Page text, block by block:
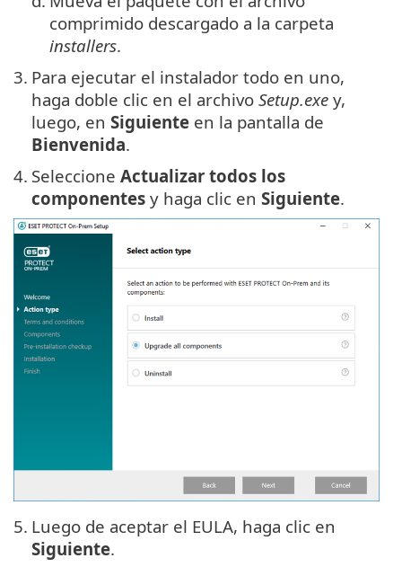
comprimido descargado a la carpeta
installers.
3. Para ejecutar el instalador todo en uno,
haga doble clic en el archivo Setup.exe y,
luego, en Siguiente en la pantalla de
Bienvenida.
4. Seleccione Actualizar todos los
componentes y haga clic en Siguiente.
5. Luego de aceptar el EULA, haga clic en
Siguiente.